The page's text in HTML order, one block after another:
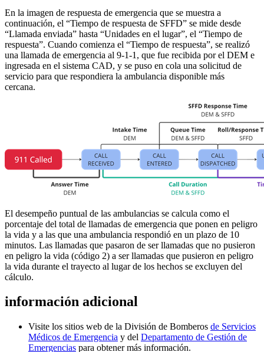
En la imagen de respuesta de emergencia que se muestra a
continuación, el “Tiempo de respuesta de SFFD” se mide desde
“Llamada enviada” hasta “Unidades en el lugar”, el “Tiempo de
respuesta”. Cuando comienza el “Tiempo de respuesta”, se realizó
una llamada de emergencia al 9-1-1, que fue recibida por el DEM e
ingresada en el sistema CAD, y se puso en cola una solicitud de
servicio para que respondiera la ambulancia disponible más
cercana.
El desempeño puntual de las ambulancias se calcula como el
porcentaje del total de llamadas de emergencia que ponen en peligro
la vida y a las que una ambulancia respondió en un plazo de 10
minutos. Las llamadas que pasaron de ser llamadas que no pusieron
en peligro la vida (código 2) a ser llamadas que pusieron en peligro
la vida durante el trayecto al lugar de los hechos se excluyen del
cálculo.
información adicional
Visite los sitios web de la División de Bomberos de Servicios
Médicos de Emergencia y del Departamento de Gestión de
Emergencias para obtener más información.